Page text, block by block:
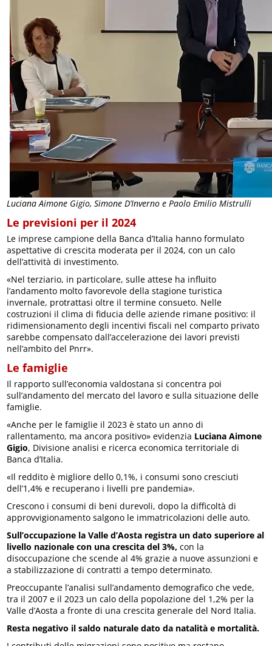
Luciana Aimone Gigio, Simone D’Inverno e Paolo Emilio Mistrulli
Le previsioni per il 2024
Le imprese campione della Banca d’Italia hanno formulato
aspettative di crescita moderata per il 2024, con un calo
dell’attività di investimento.
«Nel terziario, in particolare, sulle attese ha influito
l’andamento molto favorevole della stagione turistica
invernale, protrattasi oltre il termine consueto. Nelle
costruzioni il clima di fiducia delle aziende rimane positivo: il
ridimensionamento degli incentivi fiscali nel comparto privato
sarebbe compensato dall’accelerazione dei lavori previsti
nell’ambito del Pnrr».
Le famiglie
Il rapporto sull’economia valdostana si concentra poi
sull’andamento del mercato del lavoro e sulla situazione delle
famiglie.
«Anche per le famiglie il 2023 è stato un anno di
rallentamento, ma ancora positivo» evidenzia Luciana Aimone
Gigio, Divisione analisi e ricerca economica territoriale di
Banca d’Italia.
«Il reddito è migliore dello 0,1%, i consumi sono cresciuti
dell’1,4% e recuperano i livelli pre pandemia».
Crescono i consumi di beni durevoli, dopo la difficoltà di
approvvigionamento salgono le immatricolazioni delle auto.
Sull’occupazione la Valle d’Aosta registra un dato superiore al
livello nazionale con una crescita del 3%, con la
disoccupazione che scende al 4% grazie a nuove assunzioni e
a stabilizzazione di contratti a tempo determinato.
Preoccupante l’analisi sull’andamento demografico che vede,
tra il 2007 e il 2023 un calo della popolazione del 1,2% per la
Valle d’Aosta a fronte di una crescita generale del Nord Italia.
Resta negativo il saldo naturale dato da natalità e mortalità.